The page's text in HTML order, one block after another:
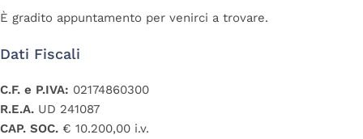
È gradito appuntamento per venirci a trovare.
Dati Fiscali
C.F. e P.IVA: 02174860300
R.E.A. UD 241087
CAP. SOC. € 10.200,00 i.v.